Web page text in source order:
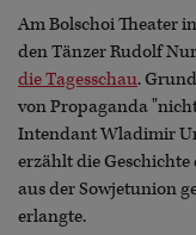
Am Bolschoi Theater
den Tänzer Rudolf
die Tagesschau.
von Propaganda
Intendant Wladimir
erzählt die Geschichte
aus der Sowjetunion
erlangte.